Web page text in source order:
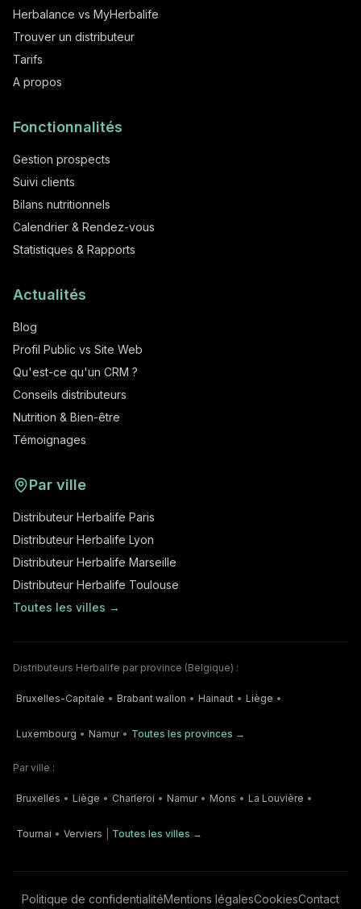
Herbalance vs MyHerbalife
Trouver un distributeur
Tarifs
A propos
Fonctionnalités
Gestion prospects
Suivi clients
Bilans nutritionnels
Calendrier & Rendez-vous
Statistiques & Rapports
Actualités
Blog
Profil Public vs Site Web
Qu'est-ce qu'un CRM ?
Conseils distributeurs
Nutrition & Bien-être
Témoignages
Par ville
Distributeur Herbalife Paris
Distributeur Herbalife Lyon
Distributeur Herbalife Marseille
Distributeur Herbalife Toulouse
Toutes les villes →
Distributeurs Herbalife par province (Belgique) :
Bruxelles-Capitale • Brabant wallon • Hainaut • Liège •
Luxembourg • Namur • Toutes les provinces →
Par ville :
Bruxelles • Liège • Charleroi • Namur • Mons • La Louvière •
Tournai • Verviers Toutes les villes →
Politique de confidentialitéMentions légalesCookiesContact